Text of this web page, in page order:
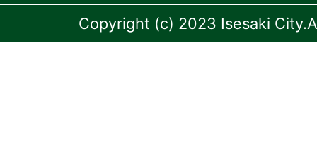
Copyright (c) 2023 Isesaki